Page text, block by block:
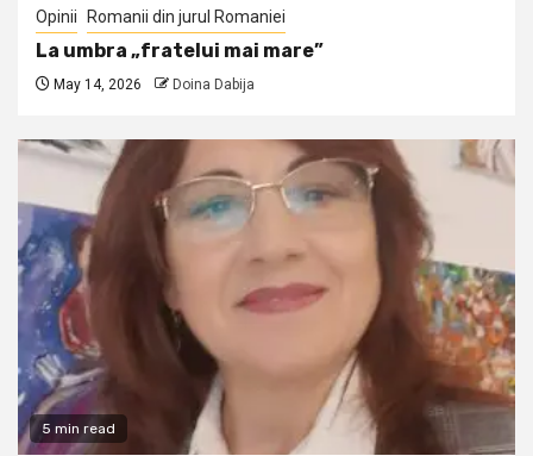
Opinii Romanii din jurul Romaniei
La umbra „fratelui mai mare”
May 14, 2026 Doina Dabija
5 min read